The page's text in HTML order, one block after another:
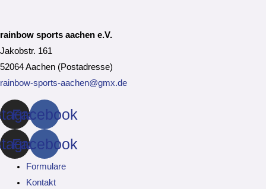
rainbow sports aachen e.V.
Jakobstr. 161
52064 Aachen (Postadresse)
rainbow-sports-aachen@gmx.de
Facebook
Facebook
Formulare
Kontakt